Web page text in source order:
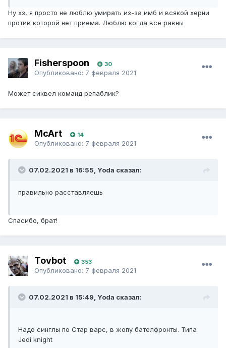
Ну хз, я просто не люблю умирать из-за имб и всякой херни
против которой нет приема. Люблю когда все равны
Fisherspoon 30
Опубликовано: 7 февраля 2021
Может сиквел команд репаблик?
McArt 14
Опубликовано: 7 февраля 2021
07.02.2021 в 16:55, Yoda сказал:
правильно расставляешь
Спасибо, брат!
Tovbot 353
Опубликовано: 7 февраля 2021
07.02.2021 в 15:49, Yoda сказал:
Надо синглы по Стар варс, в жопу бателфронты. Типа
Jedi knight